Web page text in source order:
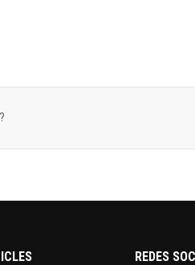
REDES